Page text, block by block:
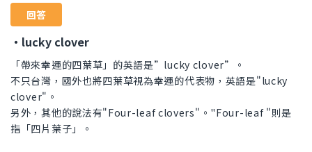
回答
・lucky clover
「帶來幸運的四葉草」的英語是”lucky clover”。
不只台灣，國外也將四葉草視為幸運的代表物，英語是"lucky
clover"。
另外，其他的說法有"Four-leaf clovers"。"Four-leaf "則是
指「四片葉子」。